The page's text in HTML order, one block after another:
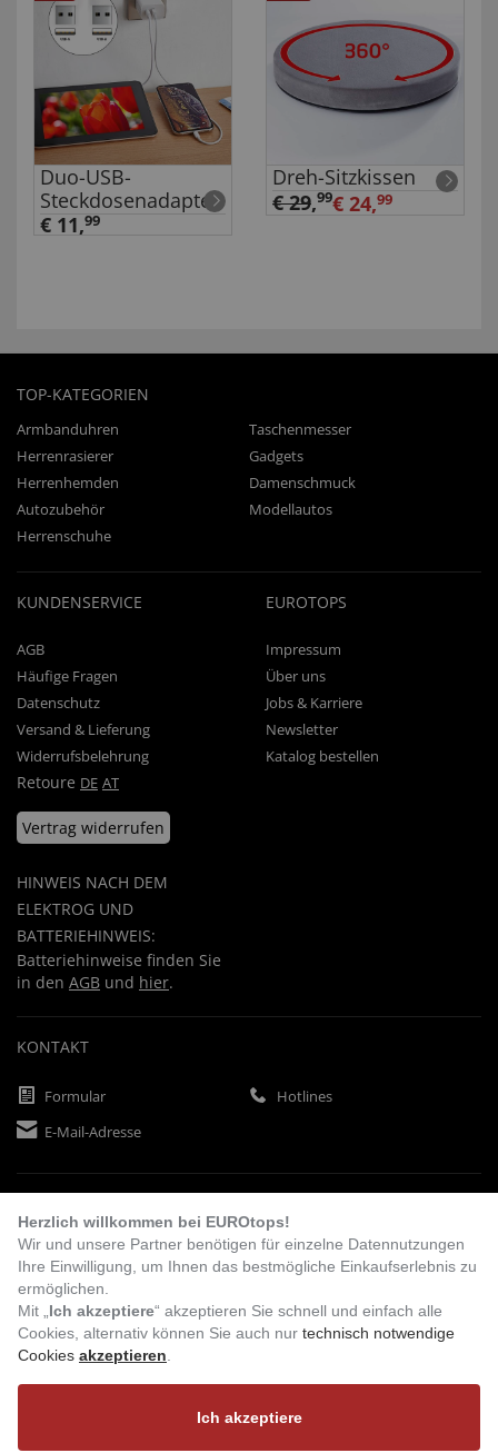
Duo-USB-
Steckdosenadapter
€ 11,99
Dreh-Sitzkissen
€ 29,99€ 24,99
TOP-KATEGORIEN
Armbanduhren
Taschenmesser
Herrenrasierer
Gadgets
Herrenhemden
Damenschmuck
Autozubehör
Modellautos
Herrenschuhe
KUNDENSERVICE
AGB
Häufige Fragen
Datenschutz
Versand & Lieferung
Widerrufsbelehrung
Retoure DE AT
Vertrag widerrufen
HINWEIS NACH DEM
ELEKTROG UND
BATTERIEHINWEIS:
Batteriehinweise finden Sie
in den AGB und hier.
EUROTOPS
Impressum
Über uns
Jobs & Karriere
Newsletter
Katalog bestellen
KONTAKT
Formular
Hotlines
E-Mail-Adresse
Vorkasse Rechnung
BESUCHEN SIE UNS
Herzlich willkommen bei EUROtops!
Wir und unsere Partner benötigen für einzelne Datennutzungen
Ihre Einwilligung, um Ihnen das bestmögliche Einkaufserlebnis zu
ermöglichen.
Mit „ Ich akzeptiere“ akzeptieren Sie schnell und einfach alle
Cookies, alternativ können Sie auch nur technisch notwendige
Cookies akzeptieren
Ich akzeptiere